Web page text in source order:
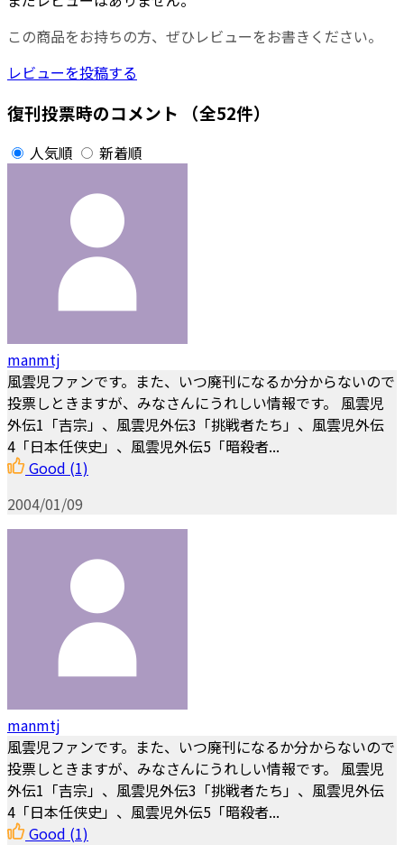
この商品をお持ちの方、ぜひレビューをお書きください。
レビューを投稿する
復刊投票時のコメント （全52件）
人気順 新着順
manmtj
風雲児ファンです。また、いつ廃刊になるか分からないので
投票しときますが、みなさんにうれしい情報です。 風雲児
外伝1「吉宗」、風雲児外伝3「挑戦者たち」、風雲児外伝
4「日本任侠史」、風雲児外伝5「暗殺者...
Good (1)
2004/01/09
manmtj
風雲児ファンです。また、いつ廃刊になるか分からないので
投票しときますが、みなさんにうれしい情報です。 風雲児
外伝1「吉宗」、風雲児外伝3「挑戦者たち」、風雲児外伝
4「日本任侠史」、風雲児外伝5「暗殺者...
Good (1)